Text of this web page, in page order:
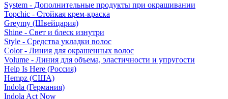
System - Дополнительные продукты при окрашивании
Topchic - Стойкая крем-краска
Greymy (Швейцария)
Shine - Свет и блеск изнутри
Style - Средства укладки волос
Color - Линия для окрашенных волос
Volume - Линия для объема, эластичности и упругости
Help Is Here (Россия)
Hempz (США)
Indola (Германия)
Indola Act Now